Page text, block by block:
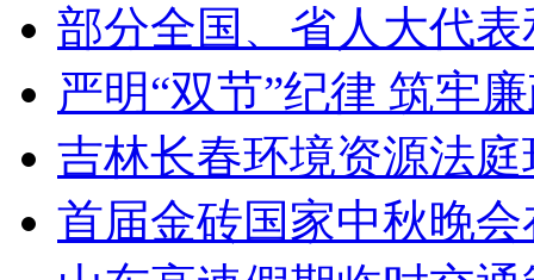
部分全国、省人大代
严明“双节”纪律 筑牢
吉林长春环境资源法
首届金砖国家中秋晚